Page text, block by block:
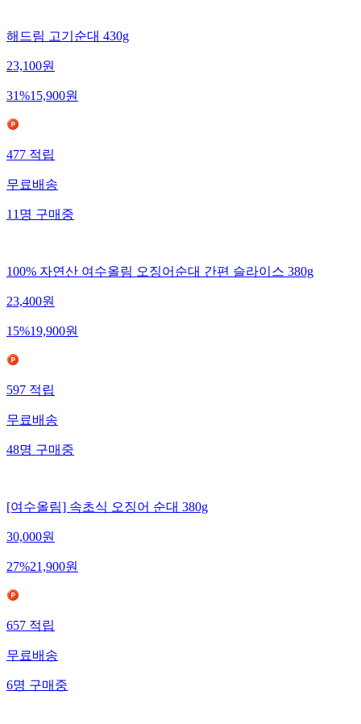
해드림 고기순대 430g
23,100원
31%15,900원
477적립
무료배송
11명구매중
100% 자연산 여수올림 오징어순대 간편 슬라이스 380g
23,400원
15%19,900원
597적립
무료배송
48명구매중
[여수올림] 속초식 오징어 순대 380g
30,000원
27%21,900원
657적립
무료배송
6명구매중